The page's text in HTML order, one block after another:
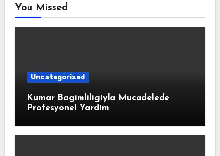
You Missed
Uncategorized
Kumar Bagimliligiyla Mucadelede
Profesyonel Yardim